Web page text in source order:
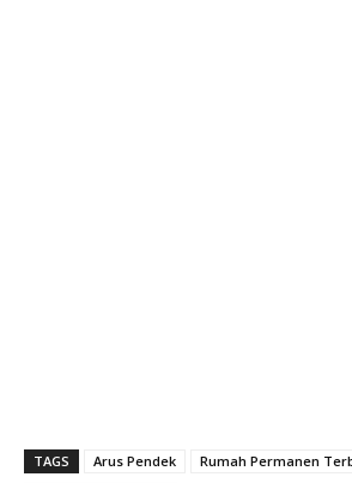
TAGS Arus Pendek
Rumah Permanen